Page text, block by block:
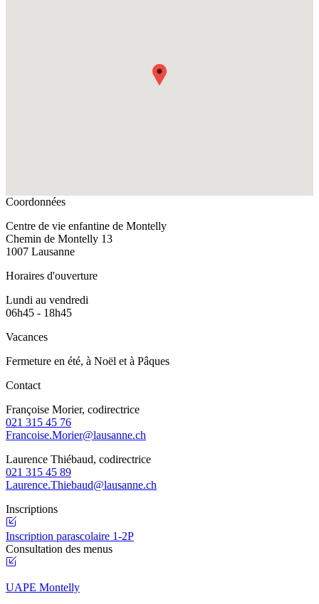
Coordonnées
Centre de vie enfantine de Montelly
Chemin de Montelly 13
1007 Lausanne
Horaires d'ouverture
Lundi au vendredi
06h45 - 18h45
Vacances
Fermeture en été, à Noël et à Pâques
Contact
Françoise Morier, codirectrice
021 315 45 76
Francoise.Morier@lausanne.ch
Laurence Thiébaud, codirectrice
021 315 45 89
Laurence.Thiebaud@lausanne.ch
Inscriptions
Inscription parascolaire 1-2P
Consultation des menus
UAPE Montelly